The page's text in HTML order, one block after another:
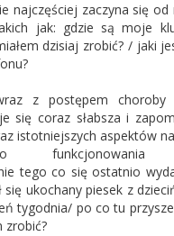
najczęściej zaczyna się od
jak: gdzie są moje
dzisiaj zrobić? / jaki
z postępem choroby
się coraz słabsza i
istotniejszych aspektów
tego co się ostatnio
się ukochany piesek z
tygodnia/ po co tu
zrobić?